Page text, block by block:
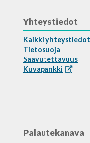
Yhteystiedot
Kaikki yhteystiedot
Tietosuoja
Saavutettavuus
Kuvapankki
Palautekanava